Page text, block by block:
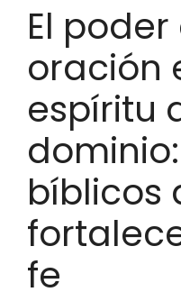
El
oración
espíritu
bíblicos
fe